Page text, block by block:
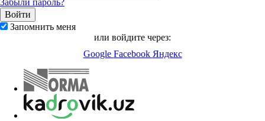
Запомнить меня
или войдите через:
Google Facebook Яндекс